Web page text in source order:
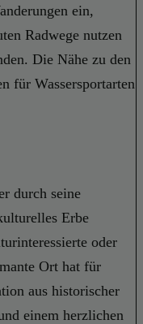
ein,
Radwege nutzen
Die Nähe zu den
für Wassersportarten
durch seine
Erbe
oder
Ort hat für
aus historischer
einem herzlichen